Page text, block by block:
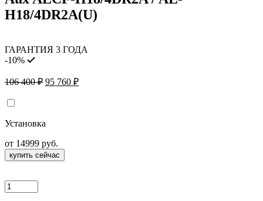
H18/4DR2A(U)
ГАРАНТИЯ 3 ГОДА
-10%
106 400₽ Первоначальная
400 ₽.
95 760 ₽Текущая
Установка
от 14999 руб.
купить сейчас